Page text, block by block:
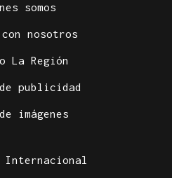
somos
nosotros
La Región
publicidad
imágenes
Internacional